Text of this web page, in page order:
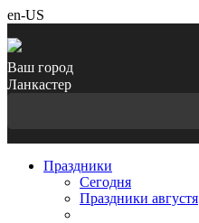
en-US
Ваш город
Ланкастер
Праздники
Cегодня
Праздники августя